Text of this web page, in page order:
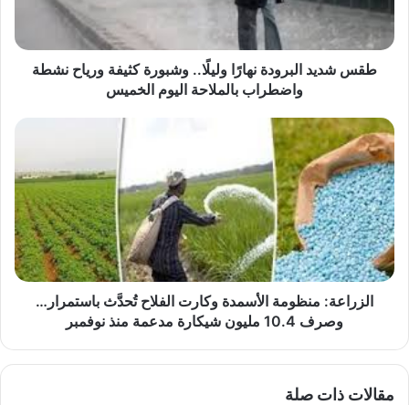
كثيفة
نشطة
واضطراب
الخميس
طقس شديد البرودة نهارًا وليلًا.. وشبورة كثيفة ورياح نشطة
واضطراب بالملاحة اليوم الخميس
الزراعة:
منظومة
الأسمدة
وكارت
الفلاح
تُحدَّث
باستمرار…
وصرف
10.4
مليونالزراعة: منظومة الأسمدة وكارت الفلاح تُحدَّث باستمرار…
وصرف 10.4 مليون شيكارة مدعمة منذ نوفمبر
مقالات ذات صلة